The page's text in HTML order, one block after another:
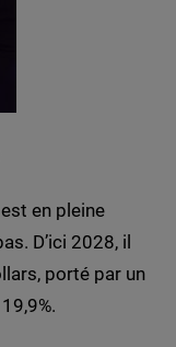
en pleine
D’ici 2028, il
porté par un